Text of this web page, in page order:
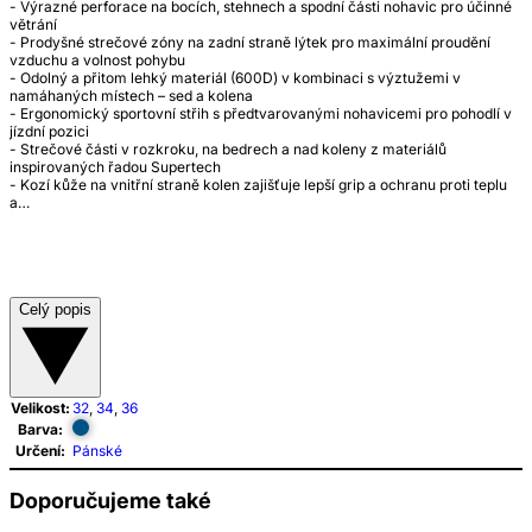
- Výrazné perforace na bocích, stehnech a spodní části nohavic pro účinné
větrání
- Prodyšné strečové zóny na zadní straně lýtek pro maximální proudění
vzduchu a volnost pohybu
- Odolný a přitom lehký materiál (600D) v kombinaci s výztužemi v
namáhaných místech – sed a kolena
- Ergonomický sportovní střih s předtvarovanými nohavicemi pro pohodlí v
jízdní pozici
- Strečové části v rozkroku, na bedrech a nad koleny z materiálů
inspirovaných řadou Supertech
- Kozí kůže na vnitřní straně kolen zajišťuje lepší grip a ochranu proti teplu
a…
Celý popis
Velikost: 32 34 36
Barva:
Určení: Pánské
Doporučujeme také